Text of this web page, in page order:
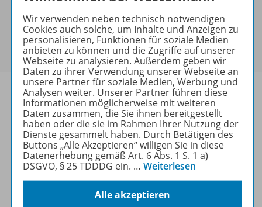
Sie haben ein passendesSpar-Paket?
Um den für Sie gültigen Preis zu sehen,melden Sie
sich bitte an.
Informationen
Weitere Inhalte der Ausgabe
Wir verwenden neben technisch notwendigen
Cookies auch solche, um Inhalte und Anzeigen zu
personalisieren, Funktionen für soziale Medien
anbieten zu können und die Zugriffe auf unserer
Webseite zu analysieren. Außerdem geben wir
Daten zu ihrer Verwendung unserer Webseite an
unsere Partner für soziale Medien, Werbung und
Analysen weiter. Unserer Partner führen diese
Informationen möglicherweise mit weiteren
Daten zusammen, die Sie ihnen bereitgestellt
haben oder die sie im Rahmen Ihrer Nutzung der
Dienste gesammelt haben. Durch Betätigen des
Buttons „Alle Akzeptieren“ willigen Sie in diese
Datenerhebung gemäß Art. 6 Abs. 1 S. 1 a)
DSGVO, § 25 TDDDG ein. … Weiterlesen
Alle akzeptieren